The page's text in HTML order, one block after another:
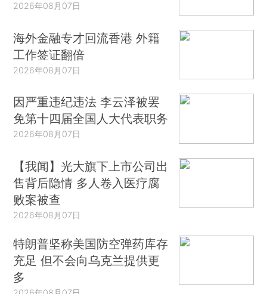
2026年08月07日
海外金融专才回流香港 外籍
工作签证翻倍
2026年08月07日
因严重违纪违法 李云泽被罢
免第十四届全国人大代表职务
2026年08月07日
【我闻】光大旗下上市公司出
售背后隐情 多人卷入医疗腐
败案被查
2026年08月07日
特朗普坚称美国防空弹药库存
充足 但不会向乌克兰提供更
多